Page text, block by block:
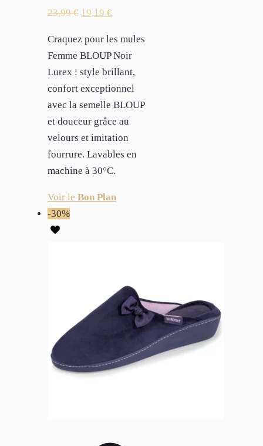
23,99€ 19,19 €
Craquez pour les mules
Femme BLOUP Noir
Lurex : style brillant,
confort exceptionnel
avec la semelle BLOUP
et douceur grâce au
velours et imitation
fourrure. Lavables en
machine à 30°C.
Voir le Bon Plan
-30%